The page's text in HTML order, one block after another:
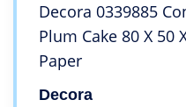
Decora 0339885
Plum Cake 80 X 50
Paper
Decora